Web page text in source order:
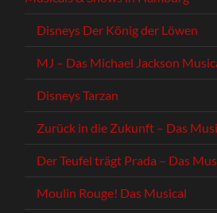
Disneys Der König der Löwen
MJ – Das Michael Jackson
Disneys Tarzan
Zurück in die Zukunft – Das
Der Teufel trägt Prada – Das
Moulin Rouge! Das Musical